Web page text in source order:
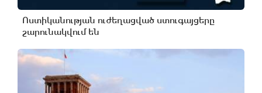
Ոստիկանության ուժեղացված ստուգայցերը
շարունակվում են